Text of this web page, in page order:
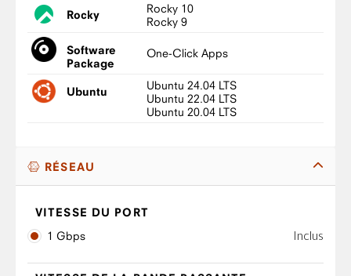
Rocky
Rocky 10
Rocky 9
Software
Package
One-Click Apps
Ubuntu
Ubuntu 24.04 LTS
Ubuntu 22.04 LTS
Ubuntu 20.04 LTS
RÉSEAU
VITESSE DU PORT
1 Gbps
Inclus